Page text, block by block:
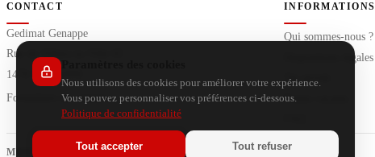
CONTACT
Gedimat Genappe
Rue de Villers-la-Ville 65
1470 GENAPPE
Formulaire de contact
INFORMATIONS
Qui sommes-nous ?
Dispositions légales
Vie privée
Postes vacants
Nous utilisons des cookies pour améliorer votre expérience.
Vous pouvez personnaliser vos préférences ci-dessous.
Politique de confidentialité
Tout accepter Tout refuser